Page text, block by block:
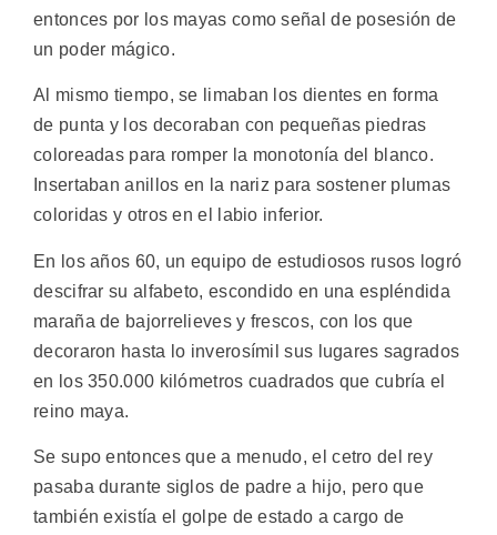
entonces por los mayas como señal de posesión de
un poder mágico.
Al mismo tiempo, se limaban los dientes en forma
de punta y los decoraban con pequeñas piedras
coloreadas para romper la monotonía del blanco.
Insertaban anillos en la nariz para sostener plumas
coloridas y otros en el labio inferior.
En los años 60, un equipo de estudiosos rusos logró
descifrar su alfabeto, escondido en una espléndida
maraña de bajorrelieves y frescos, con los que
decoraron hasta lo inverosímil sus lugares sagrados
en los 350.000 kilómetros cuadrados que cubría el
reino maya.
Se supo entonces que a menudo, el cetro del rey
pasaba durante siglos de padre a hijo, pero que
también existía el golpe de estado a cargo de